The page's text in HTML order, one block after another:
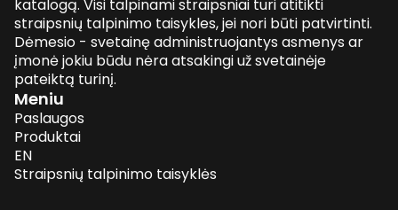
katalogą. Visi talpinami straipsniai turi atitikti
straipsnių talpinimo taisykles, jei nori būti patvirtinti.
Dėmesio - svetainę administruojantys asmenys ar
įmonė jokiu būdu nėra atsakingi už svetainėje
pateiktą turinį.
Meniu
Paslaugos
Produktai
EN
Straipsnių talpinimo taisyklės